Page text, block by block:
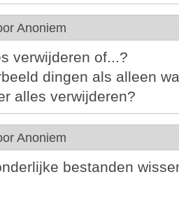
Anoniem
verwijderen of...?
dingen als alleen
alles verwijderen?
Anoniem
bestanden